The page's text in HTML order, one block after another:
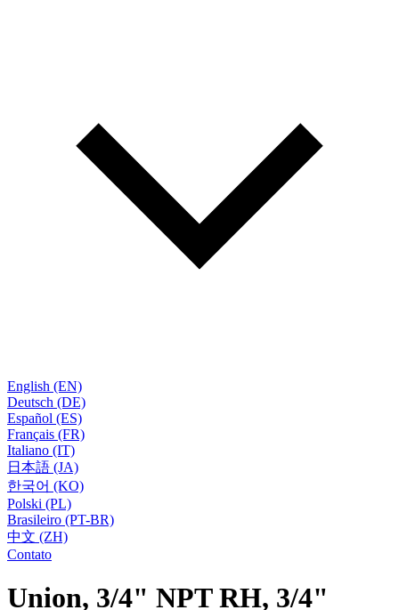
English (EN)
Deutsch (DE)
Español (ES)
Français (FR)
Italiano (IT)
日本語 (JA)
한국어 (KO)
Polski (PL)
Brasileiro (PT-BR)
中文 (ZH)
Contato
Union, 3/4" NPT RH, 3/4"